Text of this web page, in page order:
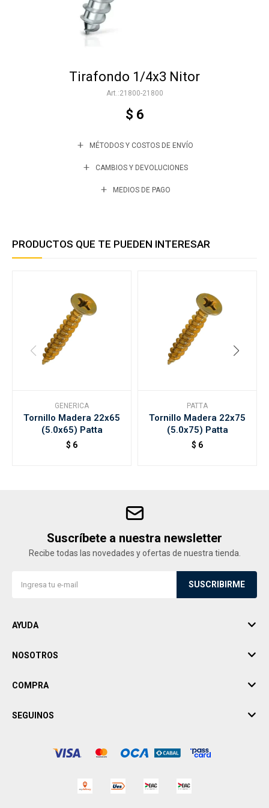
Tirafondo 1/4x3 Nitor
21800-21800
$ 6
MÉTODOS Y COSTOS DE ENVÍO
CAMBIOS Y DEVOLUCIONES
MEDIOS DE PAGO
PRODUCTOS QUE TE PUEDEN INTERESAR
GENERICA
Tornillo Madera 22x65
(5.0x65) Patta
$ 6
PATTA
Tornillo Madera 22x75
(5.0x75) Patta
$ 6
Suscríbete a nuestra newsletter
Recibe todas las novedades y ofertas de nuestra tienda.
SUSCRIBIRME
AYUDA
NOSOTROS
COMPRA
SEGUINOS